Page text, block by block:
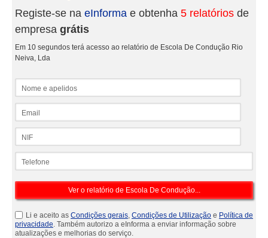
Registe-se na eInforma e obtenha 5 relatórios de
empresa grátis
Em 10 segundos terá acesso ao relatório de Escola De Condução Rio
Neiva, Lda
Li e aceito as Condições gerais, Condições de Utilização e Política de
privacidade. Também autorizo a eInforma a enviar informação sobre
atualizações e melhorias do serviço.